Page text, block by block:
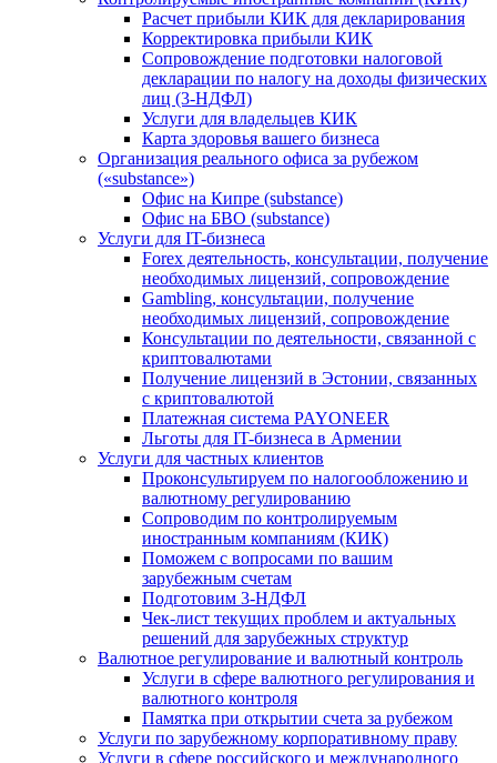
Расчет прибыли КИК для декларирования
Корректировка прибыли КИК
Сопровождение подготовки налоговой
декларации по налогу на доходы физических
лиц (3-НДФЛ)
Услуги для владельцев КИК
Карта здоровья вашего бизнеса
Организация реального офиса за рубежом
(«substance»)
Офис на Кипре (substance)
Офис на БВО (substance)
Услуги для IT-бизнеса
Forex деятельность, консультации, получение
необходимых лицензий, сопровождение
Gambling, консультации, получение
необходимых лицензий, сопровождение
Консультации по деятельности, связанной с
криптовалютами
Получение лицензий в Эстонии, связанных
с криптовалютой
Платежная система PAYONEER
Льготы для IT-бизнеса в Армении
Услуги для частных клиентов
Проконсультируем по налогообложению и
валютному регулированию
Сопроводим по контролируемым
иностранным компаниям (КИК)
Поможем с вопросами по вашим
зарубежным счетам
Подготовим 3-НДФЛ
Чек-лист текущих проблем и актуальных
решений для зарубежных структур
Валютное регулирование и валютный контроль
Услуги в сфере валютного регулирования и
валютного контроля
Памятка при открытии счета за рубежом
Услуги по зарубежному корпоративному праву
Услуги в сфере российского и международного